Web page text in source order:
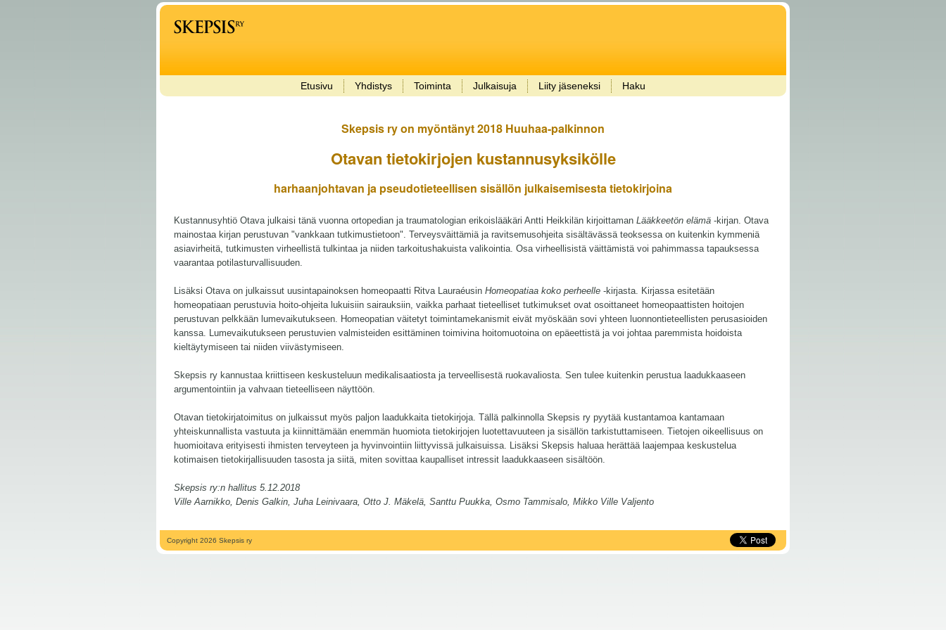
Etusivu Yhdistys Toiminta Julkaisuja Liity jäseneksi Haku
Skepsis ry on myöntänyt 2018 Huuhaa-palkinnon
Otavan tietokirjojen kustannusyksikölle
harhaanjohtavan ja pseudotieteellisen sisällön julkaisemisesta tietokirjoina
Kustannusyhtiö Otava julkaisi tänä vuonna ortopedian ja traumatologian erikoislääkäri Antti Heikkilän kirjoittaman Lääkkeetön elämä -kirjan. Otava
mainostaa kirjan perustuvan "vankkaan tutkimustietoon". Terveysväittämiä ja ravitsemusohjeita sisältävässä teoksessa on kuitenkin kymmeniä
asiavirheitä, tutkimusten virheellistä tulkintaa ja niiden tarkoitushakuista valikointia. Osa virheellisistä väittämistä voi pahimmassa tapauksessa
vaarantaa potilasturvallisuuden.
Lisäksi Otava on julkaissut uusintapainoksen homeopaatti Ritva Lauraéusin Homeopatiaa koko perheelle -kirjasta. Kirjassa esitetään
homeopatiaan perustuvia hoito-ohjeita lukuisiin sairauksiin, vaikka parhaat tieteelliset tutkimukset ovat osoittaneet homeopaattisten hoitojen
perustuvan pelkkään lumevaikutukseen. Homeopatian väitetyt toimintamekanismit eivät myöskään sovi yhteen luonnontieteellisten perusasioiden
kanssa. Lumevaikutukseen perustuvien valmisteiden esittäminen toimivina hoitomuotoina on epäeettistä ja voi johtaa paremmista hoidoista
kieltäytymiseen tai niiden viivästymiseen.
Skepsis ry kannustaa kriittiseen keskusteluun medikalisaatiosta ja terveellisestä ruokavaliosta. Sen tulee kuitenkin perustua laadukkaaseen
argumentointiin ja vahvaan tieteelliseen näyttöön.
Otavan tietokirjatoimitus on julkaissut myös paljon laadukkaita tietokirjoja. Tällä palkinnolla Skepsis ry pyytää kustantamoa kantamaan
yhteiskunnallista vastuuta ja kiinnittämään enemmän huomiota tietokirjojen luotettavuuteen ja sisällön tarkistuttamiseen. Tietojen oikeellisuus on
huomioitava erityisesti ihmisten terveyteen ja hyvinvointiin liittyvissä julkaisuissa. Lisäksi Skepsis haluaa herättää laajempaa keskustelua
kotimaisen tietokirjallisuuden tasosta ja siitä, miten sovittaa kaupalliset intressit laadukkaaseen sisältöön.
Skepsis ry:n hallitus 5.12.2018
Ville Aarnikko, Denis Galkin, Juha Leinivaara, Otto J. Mäkelä, Santtu Puukka, Osmo Tammisalo, Mikko Ville Valjento
Copyright 2026 Skepsis ry